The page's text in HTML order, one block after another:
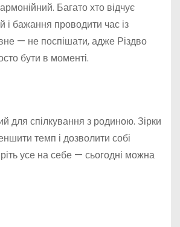
Багато хто відчує
і бажання проводити час із
— не поспішати, адже Різдво
бути в моменті.
для спілкування з родиною. Зірки
темп і дозволити собі
усе на себе — сьогодні можна